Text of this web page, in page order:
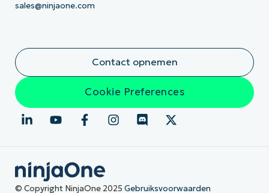
sales@ninjaone.com
Contact opnemen
Cookie Preferences
© Copyright NinjaOne 2025 Gebruiksvoorwaarden